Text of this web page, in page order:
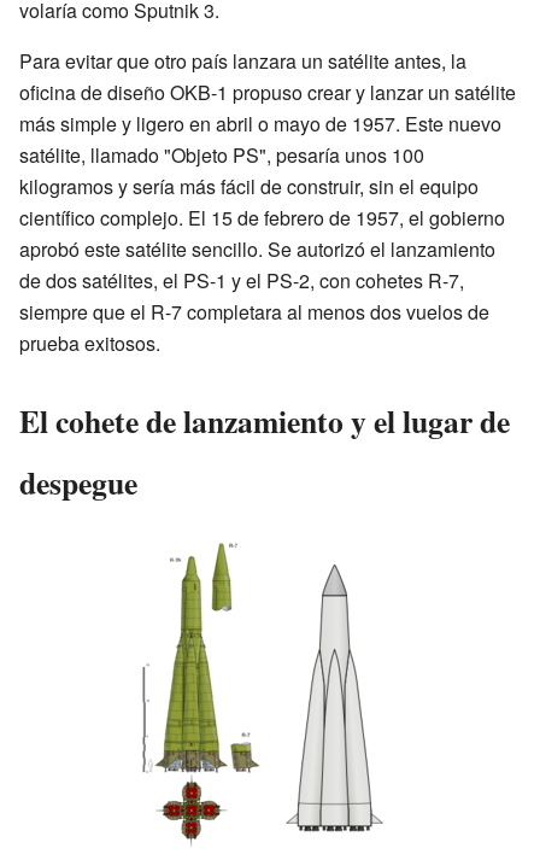
volaría como Sputnik 3.
Para evitar que otro país lanzara un satélite antes, la
oficina de diseño OKB-1 propuso crear y lanzar un satélite
más simple y ligero en abril o mayo de 1957. Este nuevo
satélite, llamado "Objeto PS", pesaría unos 100
kilogramos y sería más fácil de construir, sin el equipo
científico complejo. El 15 de febrero de 1957, el gobierno
aprobó este satélite sencillo. Se autorizó el lanzamiento
de dos satélites, el PS-1 y el PS-2, con cohetes R-7,
siempre que el R-7 completara al menos dos vuelos de
prueba exitosos.
El cohete de lanzamiento y el lugar de
despegue